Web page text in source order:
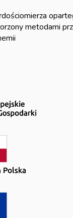
metodami